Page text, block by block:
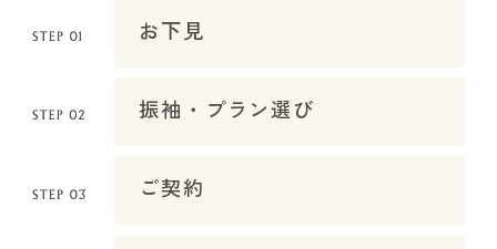
お下見
振袖・プラン選び
ご契約